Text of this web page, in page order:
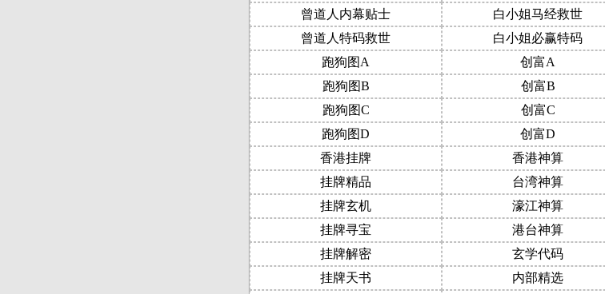
曾道人内幕贴士
白小姐马经救世
曾道人特码救世
白小姐必赢特码
跑狗图A
创富A
跑狗图B
创富B
跑狗图C
创富C
跑狗图D
创富D
香港挂牌
香港神算
挂牌精品
台湾神算
挂牌玄机
濠江神算
挂牌寻宝
港台神算
挂牌解密
玄学代码
挂牌天书
内部精选